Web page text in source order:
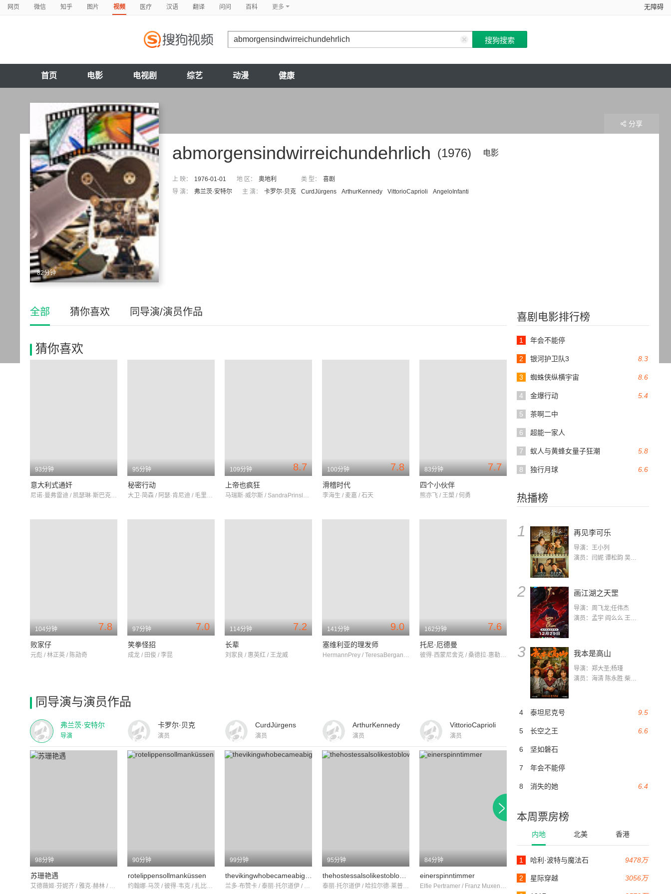
网页 微信 知乎 图片 视频 医疗 汉语 翻译 问问 百科 更多 无障碍
首页 电影 电视剧 综艺 动漫 健康
82分钟
(1976) 电影
abmorgensindwirreichundehrlich
上 映： 1976-01-01 地 区： 奥地利 类 型：
喜剧
导 演：
弗兰茨·安特尔 主 演： 卡罗尔·贝克 CurdJürgens ArthurKennedy VittorioCaprioli AngeloInfanti
分享
喜剧电影排行榜
1 年会不能停
8.3
2 银河护卫队3
8.6
3 蜘蛛侠纵横宇宙
5.4
4 金爆行动
5 茶啊二中
6 超能一家人
5.8
7 蚁人与黄蜂女量子狂潮
6.6
8 独行月球
热播榜
1 再见李可乐
导演：王小列
演员：闫妮 谭松韵 吴京 蒋龙 赵小棠 冯雷 李虎城 平安 小七 小可乐
2 画江湖之天罡
导演：周飞龙;任伟杰
演员：孟宇 阎么么 王凯 郭政建 阎萌萌 杨默 高枫 齐斯伽 刘芊含 马程
3 我本是高山
导演：郑大圣;杨瑾
演员：海清 陈永胜 柴烨 王玥婷 万国鹏 美朵达瓦 赵瑞婷 罗解艳 郭莉娜 潘家艳
9.5
4 泰坦尼克号
6.6
5 长空之王
6 坚如磐石
7 年会不能停
6.4
8 消失的她
本周票房榜
内地 北美 香港
9478万
1 哈利·波特与魔法石
3056万
2 星际穿越
全部 猜你喜欢 同导演/演员作品
猜你喜欢
93分钟
意大利式通奸
尼诺·曼弗雷迪 / 凯瑟琳·斯巴克 / 玛莉亚·葛拉齐亚·布切拉
95分钟
秘密行动
大卫·简森 / 阿瑟·肯尼迪 / 毛里齐奥·梅里
8.7
109分钟
上帝也疯狂
马瑞斯·威尔斯 / SandraPrinsloo / 历苏
7.8
100分钟
滑稽时代
李海生 / 麦嘉 / 石天
7.7
83分钟
四个小伙伴
熊亦飞 / 王槊 / 何勇
7.8
104分钟
败家仔
元彪 / 林正英 / 陈勋奇
7.0
97分钟
笑拳怪招
成龙 / 田俊 / 李昆
7.2
114分钟
长辈
刘家良 / 惠英红 / 王龙威
9.0
141分钟
塞维利亚的理发师
HermannPrey / TeresaBerganza / LuigiAlva
7.6
162分钟
托尼·厄德曼
彼得·西蒙尼舍克 / 桑德拉·惠勒 / 米夏埃尔·维滕博恩
同导演与演员作品
弗兰茨·安特尔
导演
卡罗尔·贝克
演员
CurdJürgens
演员
ArthurKennedy
演员
VittorioCaprioli
演员
98分钟
苏珊艳遇
艾德薇姬·芬妮齐 / 雅克·赫林 / 卡尔·米夏埃尔·福格勒
90分钟
rotelippensollmanküssen
约翰娜·马茨 / 彼得·韦克 / 扎比内·泽塞尔曼
99分钟
兰多·布赞卡 / 泰丽·托尔道伊 / 拉法艾拉·卡拉
95分钟
泰丽·托尔道伊 / 哈拉尔德·莱普尼茨 / 格伦·萨克逊
84分钟
einerspinntimmer
Elfie Pertramer / Franz Muxeneder / Erich Padalewski
92分钟 96分钟